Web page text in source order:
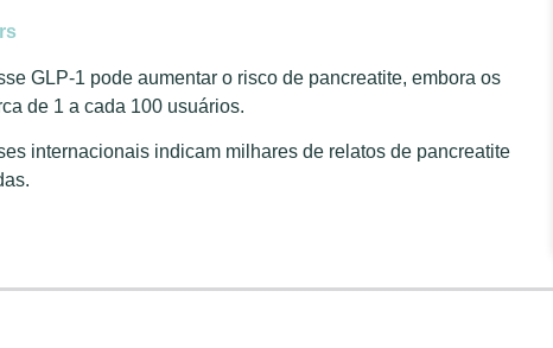
GLP-1 pode aumentar o risco de pancreatite, embora os
de 1 a cada 100 usuários.
internacionais indicam milhares de relatos de pancreatite